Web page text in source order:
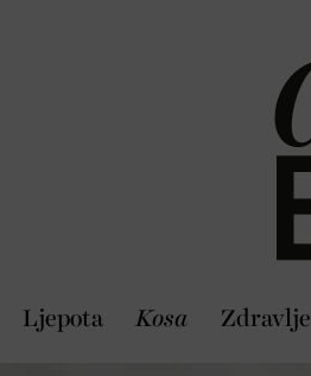
Ljepota Kosa Zdravlje